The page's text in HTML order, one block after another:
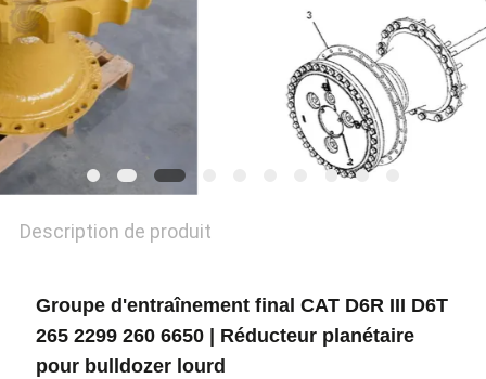
SITEMAP
POLITIQUE
DE
CONFIDENTIALITÉ
Description de produit
Groupe d'entraînement final CAT D6R III D6T
265 2299 260 6650 | Réducteur planétaire
pour bulldozer lourd